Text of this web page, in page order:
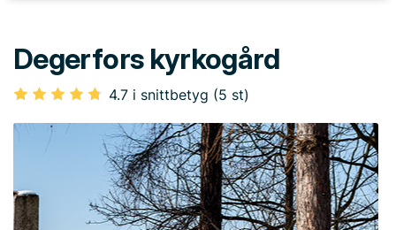
Degerfors kyrkogård
4.7 i snittbetyg (5 st)